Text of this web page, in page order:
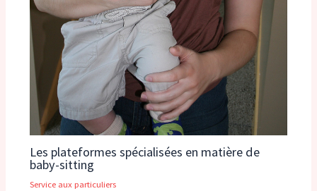
Les plateformes spécialisées en matière de
baby-sitting
Service aux particuliers